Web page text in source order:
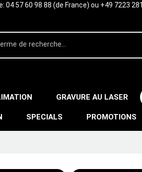
04 57 60 98 88 (de France) ou +49 7223
GRAVURE AU LASER
SPECIALS PROMOTIONS